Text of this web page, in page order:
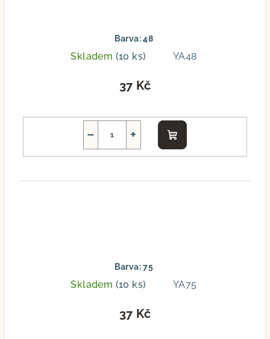
Barva: 48
Skladem (10 ks) YA48
37 Kč
+
−
Do
košíku
Barva: 75
Skladem (10 ks) YA75
37 Kč